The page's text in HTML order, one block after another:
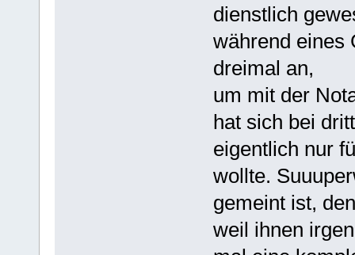
dienstlich
während eines
dreimal an,
um mit der
hat sich bei
eigentlich nur
wollte.
gemeint ist,
weil ihnen